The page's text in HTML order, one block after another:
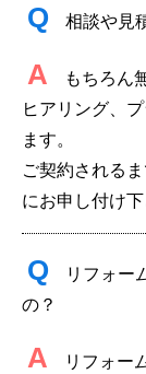
Q 相談や見
A
もちろん
ヒアリング、
ます。
ご契約される
にお申し付け下
Q
リフォー
の？
A
リフォー